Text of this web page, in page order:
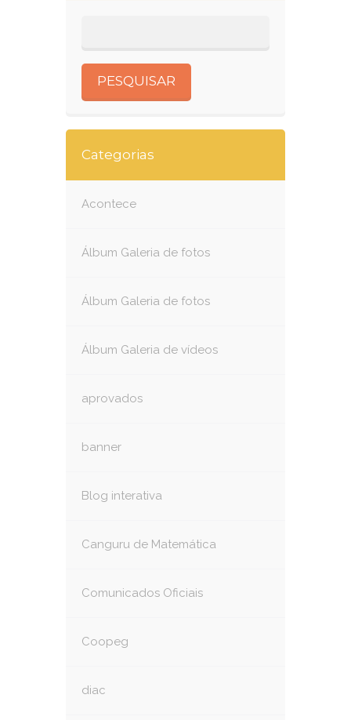
Categorias
Acontece
Álbum Galeria de fotos
Álbum Galeria de fotos
Álbum Galeria de vídeos
aprovados
banner
Blog interativa
Canguru de Matemática
Comunicados Oficiais
Coopeg
diac